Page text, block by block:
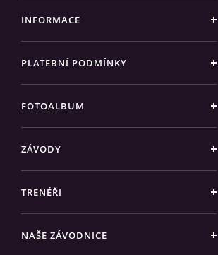
INFORMACE
PLATEBNÍ PODMÍNKY
FOTOALBUM
ZÁVODY
TRENÉŘI
NAŠE ZÁVODNICE